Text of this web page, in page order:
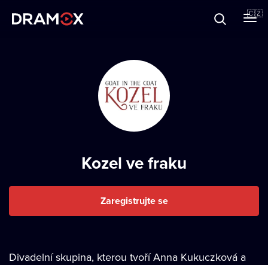
🇨🇿
Kozel ve fraku
Zaregistrujte se
Divadelní skupina, kterou tvoří Anna Kukuczková a